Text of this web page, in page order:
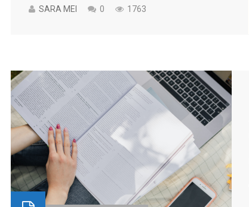
concorso sarà aperto anche ai civili ed è atteso entro la
SARA MEI 0 1763